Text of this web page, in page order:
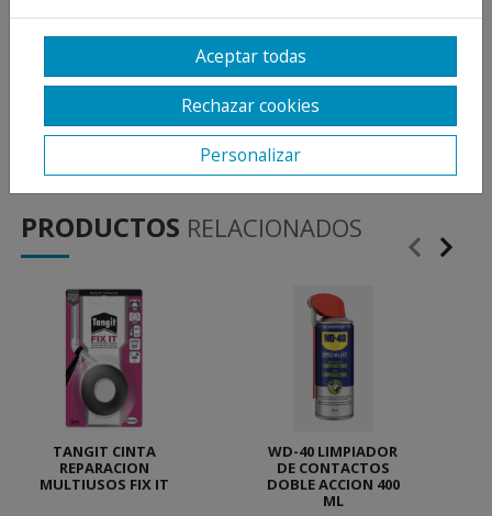
-Diámetro del hilo: 2 mm.
-Medidas: 250 gramos diámetro del hilo: 2 mm.
-Con varias aplicaciones: para los profesionales de
la fontanería, gas, calefacción,sistemas de
refrigeración y climatización.
PRODUCTOS RELACIONADOS
TANGIT CINTA
REPARACION
MULTIUSOS FIX IT
WD-40 LIMPIADOR
DE CONTACTOS
DOBLE ACCION 400
ML
Aceptar todas
Rechazar cookies
Personalizar